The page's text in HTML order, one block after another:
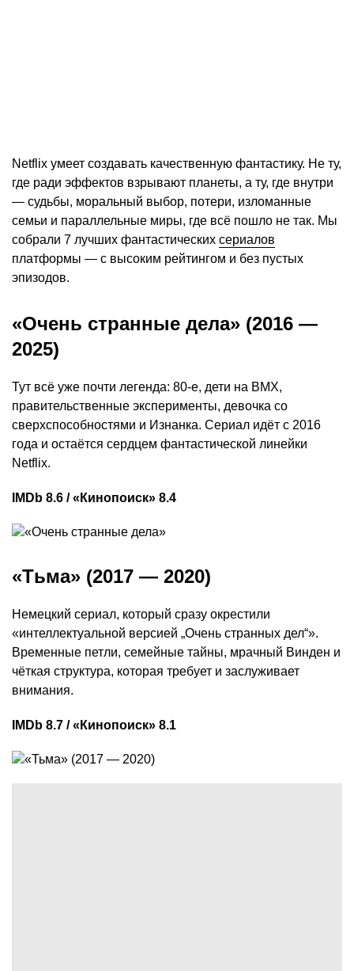
Netflix умеет создавать качественную фантастику. Не ту,
где ради эффектов взрывают планеты, а ту, где внутри
— судьбы, моральный выбор, потери, изломанные
семьи и параллельные миры, где всё пошло не так. Мы
собрали 7 лучших фантастических сериалов
платформы — с высоким рейтингом и без пустых
эпизодов.
«Очень странные дела» (2016 —
2025)
Тут всё уже почти легенда: 80-е, дети на BMX,
правительственные эксперименты, девочка со
сверхспособностями и Изнанка. Сериал идёт с 2016
года и остаётся сердцем фантастической линейки
Netflix.
IMDb 8.6 / «Кинопоиск» 8.4
«Тьма» (2017 — 2020)
Немецкий сериал, который сразу окрестили
«интеллектуальной версией „Очень странных дел“».
Временные петли, семейные тайны, мрачный Винден и
чёткая структура, которая требует и заслуживает
внимания.
IMDb 8.7 / «Кинопоиск» 8.1